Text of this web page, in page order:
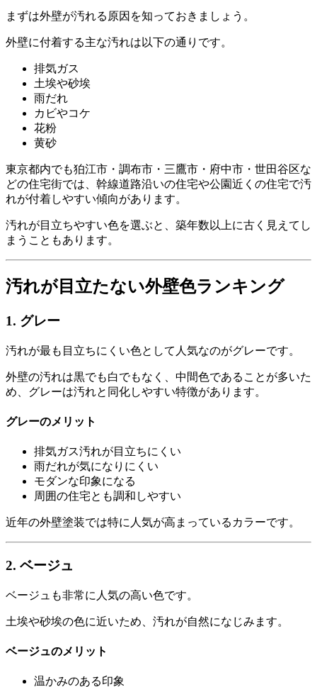
まずは外壁が汚れる原因を知っておきましょう。
外壁に付着する主な汚れは以下の通りです。
排気ガス
土埃や砂埃
雨だれ
カビやコケ
花粉
黄砂
東京都内でも狛江市・調布市・三鷹市・府中市・世田谷区な
どの住宅街では、幹線道路沿いの住宅や公園近くの住宅で汚
れが付着しやすい傾向があります。
汚れが目立ちやすい色を選ぶと、築年数以上に古く見えてし
まうこともあります。
汚れが目立たない外壁色ランキング
1. グレー
汚れが最も目立ちにくい色として人気なのがグレーです。
外壁の汚れは黒でも白でもなく、中間色であることが多いた
め、グレーは汚れと同化しやすい特徴があります。
グレーのメリット
排気ガス汚れが目立ちにくい
雨だれが気になりにくい
モダンな印象になる
周囲の住宅とも調和しやすい
近年の外壁塗装では特に人気が高まっているカラーです。
2. ベージュ
ベージュも非常に人気の高い色です。
土埃や砂埃の色に近いため、汚れが自然になじみます。
ベージュのメリット
温かみのある印象